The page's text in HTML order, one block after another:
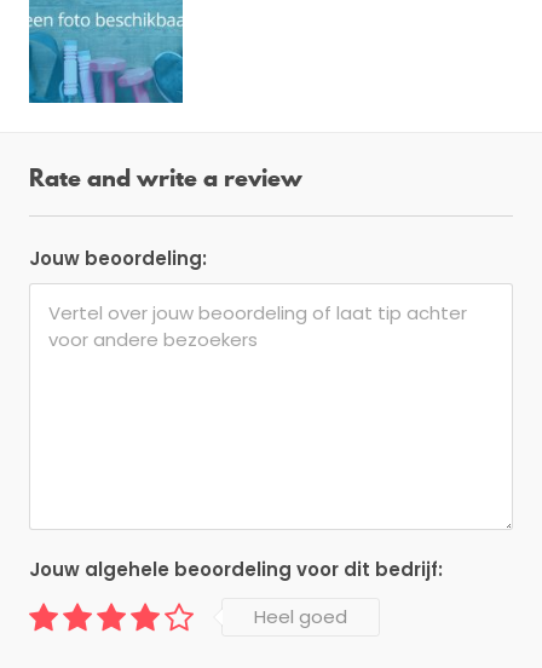
Rate and write a review
Jouw beoordeling:
Jouw algehele beoordeling voor dit bedrijf:
Heel goed